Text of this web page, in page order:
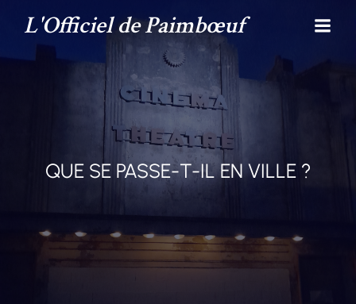
L'Officiel de Paimbœuf
QUE SE PASSE-T-IL EN VILLE ?